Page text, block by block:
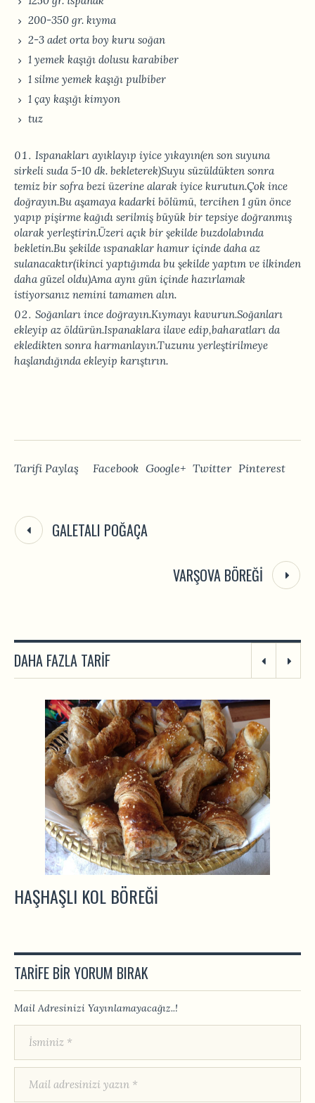
200-350 gr. kıyma
2-3 adet orta boy kuru soğan
1 yemek kaşığı dolusu karabiber
1 silme yemek kaşığı pulbiber
1 çay kaşığı kimyon
tuz
Ispanakları ayıklayıp iyice yıkayın(en son suyuna
sirkeli suda 5-10 dk. bekleterek)Suyu süzüldükten sonra
temiz bir sofra bezi üzerine alarak iyice kurutun.Çok ince
doğrayın.Bu aşamaya kadarki bölümü, tercihen 1 gün önce
yapıp pişirme kağıdı serilmiş büyük bir tepsiye doğranmış
olarak yerleştirin.Üzeri açık bir şekilde buzdolabında
bekletin.Bu şekilde ıspanaklar hamur içinde daha az
sulanacaktır(ikinci yaptığımda bu şekilde yaptım ve ilkinden
daha güzel oldu)Ama aynı gün içinde hazırlamak
istiyorsanız nemini tamamen alın.
Soğanları ince doğrayın.Kıymayı kavurun.Soğanları
ekleyip az öldürün.Ispanaklara ilave edip,baharatları da
ekledikten sonra harmanlayın.Tuzunu yerleştirilmeye
haşlandığında ekleyip karıştırın.
Tarifi Paylaş Facebook Google+ Twitter Pinterest
GALETALI POĞAÇA
VARŞOVA BÖREĞI
DAHA FAZLA TARIF
HAŞHAŞLI KOL BÖREĞI
TARIFE BIR YORUM BIRAK
Mail Adresinizi Yayınlamayacağız..!